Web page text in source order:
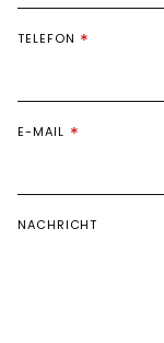
TELEFON
E-MAIL
NACHRICHT